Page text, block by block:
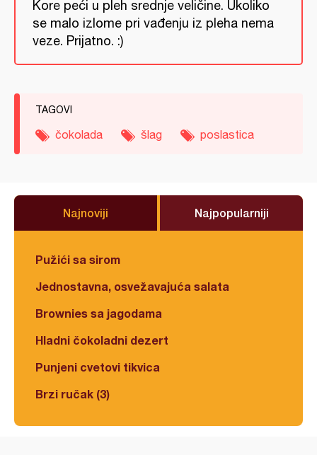
Kore peći u pleh srednje veličine. Ukoliko
se malo izlome pri vađenju iz pleha nema
veze. Prijatno. :)
TAGOVI
čokolada šlag poslastica
Najnoviji Najpopularniji
Pužići sa sirom
Jednostavna, osvežavajuća salata
Brownies sa jagodama
Hladni čokoladni dezert
Punjeni cvetovi tikvica
Brzi ručak (3)